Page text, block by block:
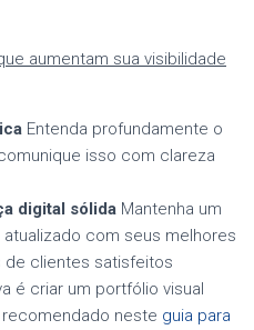
aumentam sua visibilidade
Entenda profundamente o
isso com clareza
digital sólida Mantenha um
com seus melhores
clientes satisfeitos
é criar um portfólio visual
neste guia para